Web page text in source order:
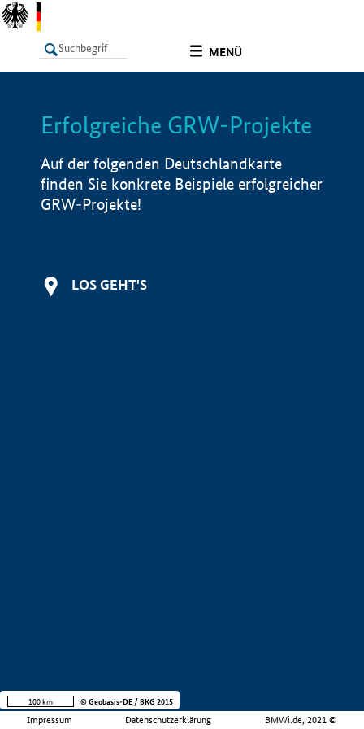
MENÜ
LISTE Info
Erfolgreiche GRW-Projekte
Auf der folgenden Deutschlandkarte
finden Sie konkrete Beispiele erfolgreicher
GRW-Projekte!
LOS GEHT'S
Impressum Datenschutzerklärung BMWi.de, 2021 ©
100 km © Geobasis-DE / BKG 2015